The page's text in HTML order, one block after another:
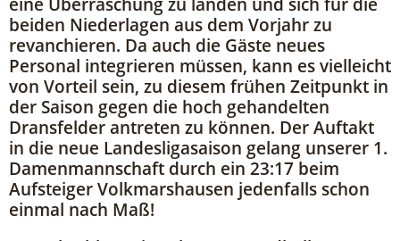
beiden Niederlagen aus dem Vorjahr zu
revanchieren. Da auch die Gäste neues
Personal integrieren müssen, kann es vielleicht
von Vorteil sein, zu diesem frühen Zeitpunkt in
der Saison gegen die hoch gehandelten
Dransfelder antreten zu können. Der Auftakt
in die neue Landesligasaison gelang unserer 1.
Damenmannschaft durch ein 23:17 beim
Aufsteiger Volkmarshausen jedenfalls schon
einmal nach Maß!